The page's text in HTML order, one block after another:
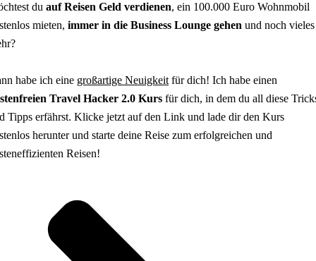
du auf Reisen Geld verdienen, ein 100.000 Euro Wohnmobil
mieten, immer in die Business Lounge gehen und noch vieles
habe ich eine großartige Neuigkeit für dich! Ich habe einen
Travel Hacker 2.0 Kurs für dich, in dem du all diese
Tipps erfährst. Klicke jetzt auf den Link und lade dir den Kurs
herunter und starte deine Reise zum erfolgreichen und
Reisen!